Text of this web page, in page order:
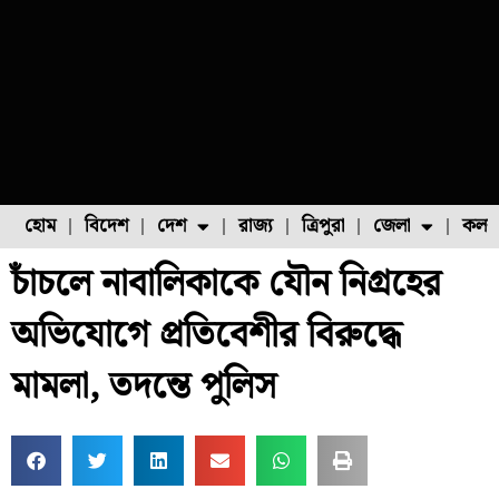
হোম বিদেশ দেশ
ফুল চাষ ফল চাষ মাছ চাষ পোল্ট্রি চাষ
রাজ্য ত্রিপুরা জেলা
উত্তর ২৪ পরগনা
চাঁচলে নাবালিকাকে যৌন নিগ্রহের
অভিযোগে প্রতিবেশীর বিরুদ্ধে
মামলা, তদন্তে পুলিস